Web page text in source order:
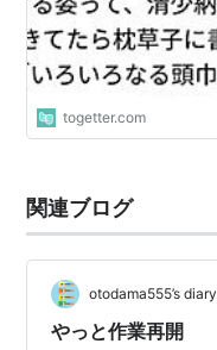
togetter.com
関連ブログ
otodama555’s diary
やっと作業再開